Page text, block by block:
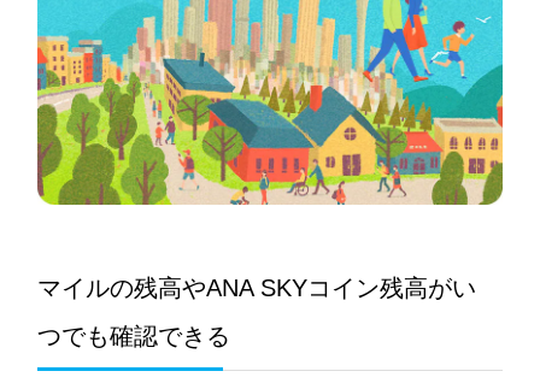
マイルの残高やANA SKYコイン残高がい
つでも確認できる